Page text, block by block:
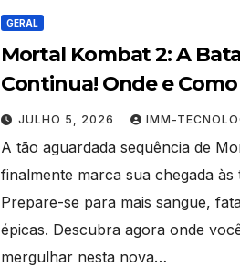
GERAL
Mortal Kombat 2: A
Continua! Onde e
Sequência Online
JULHO 5, 2026 IMM-
A tão aguardada sequência de
finalmente marca sua chegada às
Prepare-se para mais sangue,
épicas. Descubra agora onde
mergulhar nesta nova…